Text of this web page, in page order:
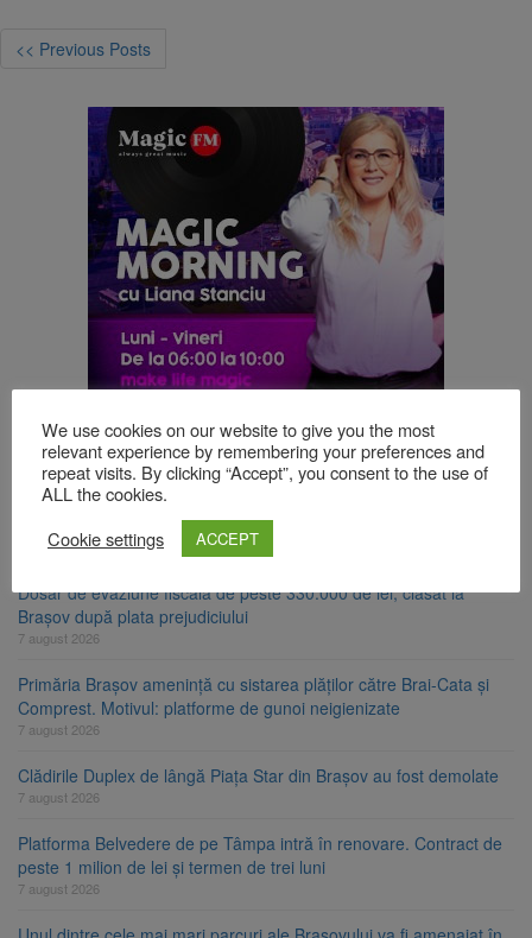
<< Previous Posts
TOP ȘTIRI
Trafic blocat pe DN1E Brașov – Poiana Brașov după un accident.
Două persoane primesc îngrijiri medicale
7 august 2026
Dosar de evaziune fiscală de peste 330.000 de lei, clasat la
Brașov după plata prejudiciului
7 august 2026
Primăria Brașov amenință cu sistarea plăților către Brai-Cata și
Comprest. Motivul: platforme de gunoi neigienizate
7 august 2026
Clădirile Duplex de lângă Piața Star din Brașov au fost demolate
7 august 2026
Platforma Belvedere de pe Tâmpa intră în renovare. Contract de
peste 1 milion de lei și termen de trei luni
7 august 2026
We use cookies on our website to give you the most
relevant experience by remembering your preferences and
repeat visits. By clicking “Accept”, you consent to the use of
ALL the cookies.
Cookie settings
ACCEPT